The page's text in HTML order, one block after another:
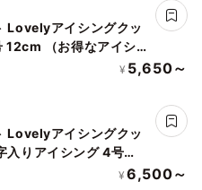
Lovelyアイシングクッ
12cm （お得なアイシン
＊アイシングデコ当日
¥ 5,650～
Lovelyアイシングクッ
入りアイシング 4号
イシングセットです）
¥ 6,500～